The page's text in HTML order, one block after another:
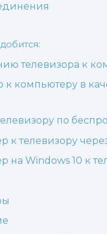
телевизора к
компьютеру в
по
к телевизору
Windows 10 к